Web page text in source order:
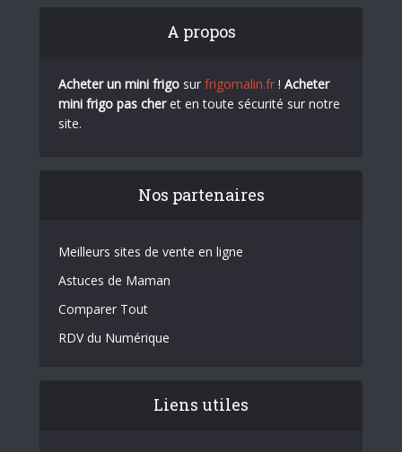
A propos
Acheter un mini frigo sur frigomalin.fr ! Acheter
mini frigo pas cheret en toute sécurité sur notre
site.
Nos partenaires
Meilleurs sites de vente en ligne
Astuces de Maman
Comparer Tout
RDV du Numérique
Liens utiles